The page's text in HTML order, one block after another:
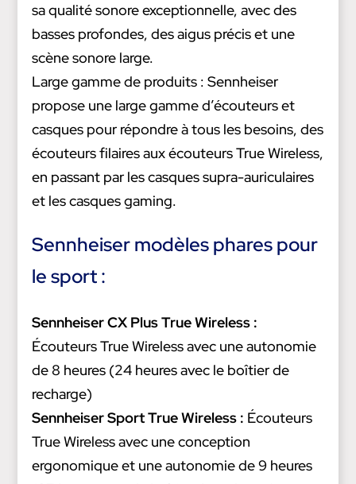
sa qualité sonore exceptionnelle, avec des
basses profondes, des aigus précis et une
scène sonore large.
Large gamme de produits : Sennheiser
propose une large gamme d’écouteurs et
casques pour répondre à tous les besoins, des
écouteurs filaires aux écouteurs True Wireless,
en passant par les casques supra-auriculaires
et les casques gaming.
Sennheiser modèles phares pour
le sport :
Sennheiser CX Plus True Wireless :
Écouteurs True Wireless avec une autonomie
de 8 heures (24 heures avec le boîtier de
recharge)
Sennheiser Sport True Wireless : Écouteurs
True Wireless avec une conception
ergonomique et une autonomie de 9 heures